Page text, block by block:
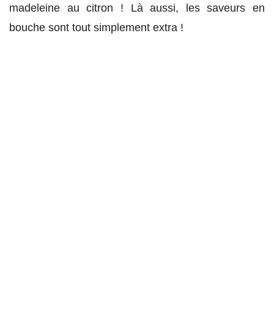
madeleine au citron ! Là aussi, les saveurs en
bouche sont tout simplement extra !